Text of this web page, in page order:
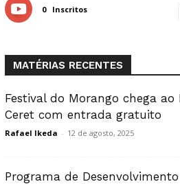
0 Inscritos
MATÉRIAS RECENTES
Festival do Morango chega ao
Ceret com entrada gratuito
Rafael Ikeda - 12 de agosto, 2025
Programa de Desenvolvimento